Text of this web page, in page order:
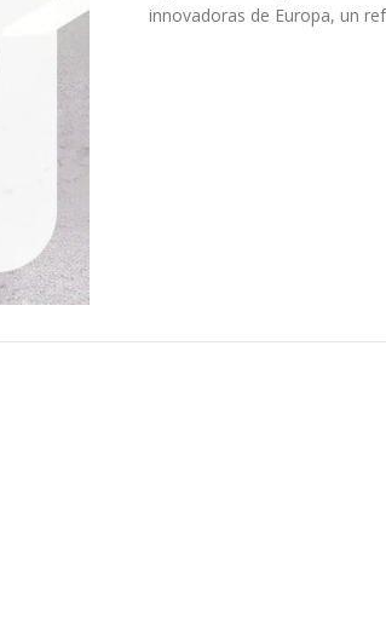
innovadoras de Europa, un